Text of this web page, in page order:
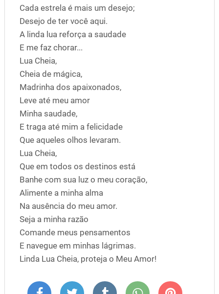
Cada estrela é mais um desejo;
Desejo de ter você aqui.
A linda lua reforça a saudade
E me faz chorar...
Lua Cheia,
Cheia de mágica,
Madrinha dos apaixonados,
Leve até meu amor
Minha saudade,
E traga até mim a felicidade
Que aqueles olhos levaram.
Lua Cheia,
Que em todos os destinos está
Banhe com sua luz o meu coração,
Alimente a minha alma
Na ausência do meu amor.
Seja a minha razão
Comande meus pensamentos
E navegue em minhas lágrimas.
Linda Lua Cheia, proteja o Meu Amor!